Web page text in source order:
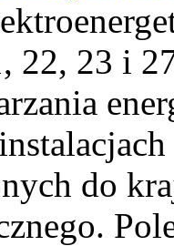
22, 23 i
do